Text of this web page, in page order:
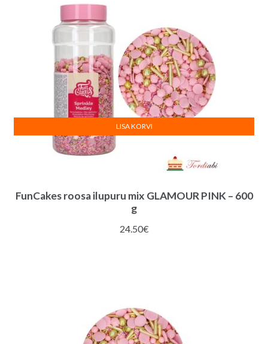
FunCakes roosa ilupuru mix GLAMOUR PINK – 600
g
24.50€
LISA KORVI